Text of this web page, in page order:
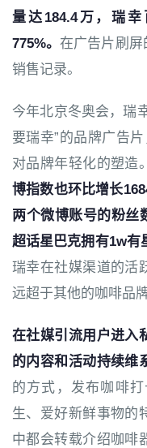
量达184.4万，瑞
775%。在广告片刷屏
销售记录。
今年北京冬奥会，瑞
要瑞幸”的品牌广告
对品牌年轻化的塑造
博指数也环比增长
两个微博账号的粉丝
超话星巴克拥有1w有
瑞幸在社媒渠道的活
远超于其他的咖啡品牌
在社媒引流用户进入
的内容和活动持续维
的方式，发布咖啡
生、爱好新鲜事物的
中都会转载介绍咖啡